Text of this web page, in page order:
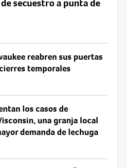
secuestro a punta de
reabren sus puertas
temporales
los casos de
una granja local
demanda de lechuga